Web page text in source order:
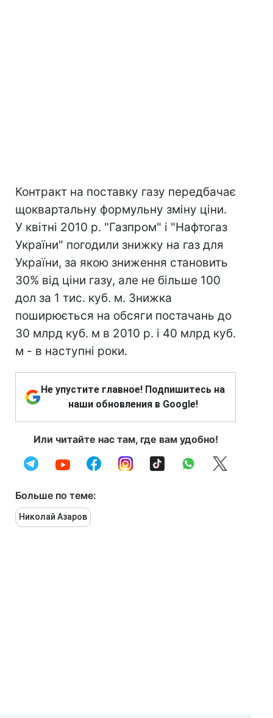
Контракт на поставку газу передбачає
щоквартальну формульну зміну ціни.
У квітні 2010 р. "Газпром" і "Нафтогаз
України" погодили знижку на газ для
України, за якою зниження становить
30% від ціни газу, але не більше 100
дол за 1 тис. куб. м. Знижка
поширюється на обсяги постачань до
30 млрд куб. м в 2010 р. і 40 млрд куб.
м - в наступні роки.
Не упустите главное! Подпишитесь на
наши обновления в Google!
Или читайте нас там, где вам удобно!
Больше по теме:
Николай Азаров